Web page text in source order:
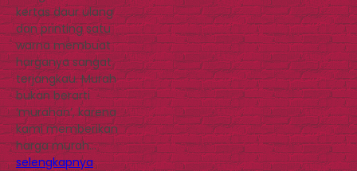
kertas daur ulang
dan printing satu
warna membuat
harganya sangat
terjangkau. Murah
bukan berarti
‘murahan’, karena
kami memberikan
harga murah…
selengkapnya